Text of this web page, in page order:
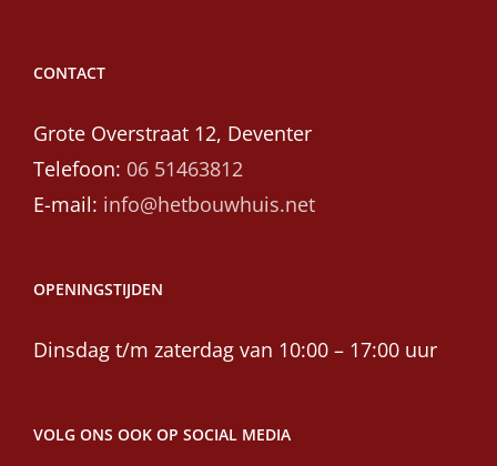
CONTACT
Grote Overstraat 12, Deventer
Telefoon: 06 51463812
E-mail: info@hetbouwhuis.net
OPENINGSTIJDEN
Dinsdag t/m zaterdag van 10:00 – 17:00 uur
VOLG ONS OOK OP SOCIAL MEDIA